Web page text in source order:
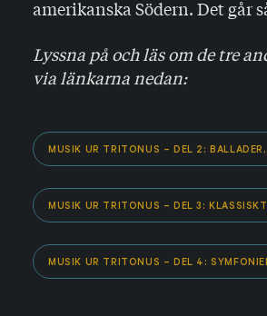
amerikanska Södern. Det går
Lyssna på och läs om de tre
via länkarna nedan:
MUSIK UR TRITONUS – DEL 2:
MUSIK UR TRITONUS – DEL 3:
MUSIK UR TRITONUS – DEL 4: